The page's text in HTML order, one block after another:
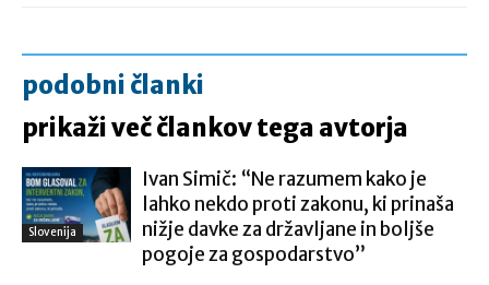
podobni članki
prikaži več člankov tega avtorja
Slovenija
Ivan Simič: “Ne razumem kako je
lahko nekdo proti zakonu, ki prinaša
nižje davke za državljane in boljše
pogoje za gospodarstvo”